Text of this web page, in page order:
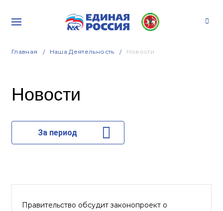
Главная Наша Деятельность Новости
Новости
За период
Правительство обсудит законопроект о